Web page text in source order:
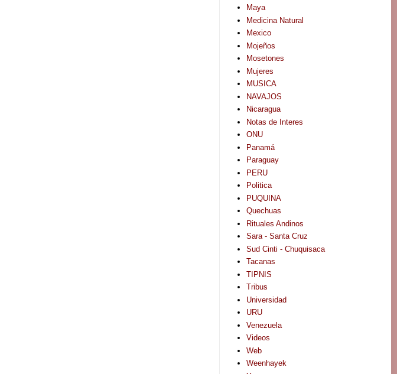
Maya
Medicina Natural
Mexico
Mojeños
Mosetones
Mujeres
MUSICA
NAVAJOS
Nicaragua
Notas de Interes
ONU
Panamá
Paraguay
PERU
Politica
PUQUINA
Quechuas
Rituales Andinos
Sara - Santa Cruz
Sud Cinti - Chuquisaca
Tacanas
TIPNIS
Tribus
Universidad
URU
Venezuela
Videos
Web
Weenhayek